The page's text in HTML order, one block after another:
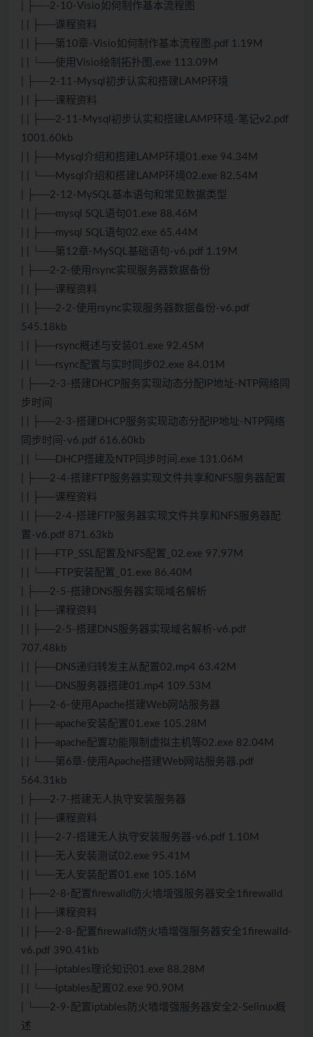
| ├──2-10-Visio如何制作基本流程图
| | ├──课程资料
| | ├──第10章-Visio如何制作基本流程图.pdf 1.19M
| | └──使用Visio绘制拓扑图.exe 113.09M
| ├──2-11-Mysql初步认实和搭建LAMP环境
| | ├──课程资料
| | ├──2-11-Mysql初步认实和搭建LAMP环境-笔记v2.pdf
1001.60kb
| | ├──Mysql介绍和搭建LAMP环境01.exe 94.34M
| | └──Mysql介绍和搭建LAMP环境02.exe 82.54M
| ├──2-12-MySQL基本语句和常见数据类型
| | ├──mysql SQL语句01.exe 88.46M
| | ├──mysql SQL语句02.exe 65.44M
| | └──第12章-MySQL基础语句-v6.pdf 1.19M
| ├──2-2-使用rsync实现服务器数据备份
| | ├──课程资料
| | ├──2-2-使用rsync实现服务器数据备份-v6.pdf
545.18kb
| | ├──rsync概述与安装01.exe 92.45M
| | └──rsync配置与实时同步02.exe 84.01M
| ├──2-3-搭建DHCP服务实现动态分配IP地址-NTP网络同
步时间
| | ├──2-3-搭建DHCP服务实现动态分配IP地址-NTP网络
同步时间-v6.pdf 616.60kb
| | └──DHCP搭建及NTP同步时间.exe 131.06M
| ├──2-4-搭建FTP服务器实现文件共享和NFS服务器配置
| | ├──课程资料
| | ├──2-4-搭建FTP服务器实现文件共享和NFS服务器配
置-v6.pdf 871.63kb
| | ├──FTP_SSL配置及NFS配置_02.exe 97.97M
| | └──FTP安装配置_01.exe 86.40M
| ├──2-5-搭建DNS服务器实现域名解析
| | ├──课程资料
| | ├──2-5-搭建DNS服务器实现域名解析-v6.pdf
707.48kb
| | ├──DNS递归转发主从配置02.mp4 63.42M
| | └──DNS服务器搭建01.mp4 109.53M
| ├──2-6-使用Apache搭建Web网站服务器
| | ├──apache安装配置01.exe 105.28M
| | ├──apache配置功能限制虚拟主机等02.exe 82.04M
| | └──第6章-使用Apache搭建Web网站服务器.pdf
564.31kb
| ├──2-7-搭建无人执守安装服务器
| | ├──课程资料
| | ├──2-7-搭建无人执守安装服务器-v6.pdf 1.10M
| | ├──无人安装测试02.exe 95.41M
| | └──无人安装配置01.exe 105.16M
| ├──2-8-配置firewalld防火墙增强服务器安全1firewalld
| | ├──课程资料
| | ├──2-8-配置firewalld防火墙增强服务器安全1firewalld-
v6.pdf 390.41kb
| | ├──iptables理论知识01.exe 88.28M
| | └──iptables配置02.exe 90.90M
| └──2-9-配置iptables防火墙增强服务器安全2-Selinux概
述